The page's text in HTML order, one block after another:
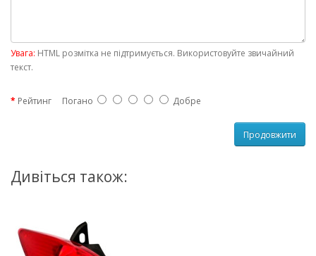
Увага: HTML розмітка не підтримується. Використовуйте звичайний
текст.
Рейтинг Погано Добре
Продовжити
Дивіться також: